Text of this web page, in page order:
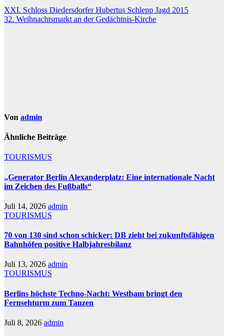
Beitragsnavigation
XXI. Schloss Diedersdorfer Hubertus Schlepp Jagd 2015
32. Weihnachtsmarkt an der Gedächtnis-Kirche
Von admin
Ähnliche Beiträge
TOURISMUS
„Generator Berlin Alexanderplatz: Eine internationale Nacht
im Zeichen des Fußballs“
Juli 14, 2026 admin
TOURISMUS
70 von 130 sind schon schicker: DB zieht bei zukunftsfähigen
Bahnhöfen positive Halbjahresbilanz
Juli 13, 2026 admin
TOURISMUS
Berlins höchste Techno-Nacht: Westbam bringt den
Fernsehturm zum Tanzen
Juli 8, 2026 admin